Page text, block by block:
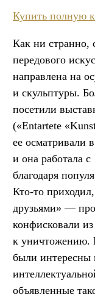
Купить полную
Как ни странно,
передового
направлена на
и скульптуры.
посетили
(«Entartete
ее осматривали
и она работала
благодаря
Кто-то
друзьями» —
конфисковали
к уничтожению.
были
объявленные